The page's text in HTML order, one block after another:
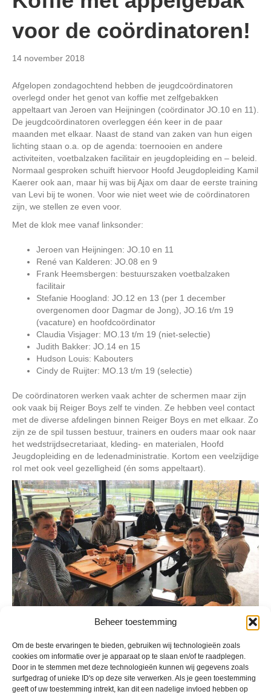
Beheer toestemming
Om de beste ervaringen te bieden, gebruiken wij technologieën zoals
cookies om informatie over je apparaat op te slaan en/of te raadplegen.
Door in te stemmen met deze technologieën kunnen wij gegevens zoals
surfgedrag of unieke ID's op deze site verwerken. Als je geen toestemming
geeft of uw toestemming intrekt, kan dit een nadelige invloed hebben op
voor de coördinatoren!
14 november 2018
Afgelopen zondagochtend hebben de jeugdcoördinatoren
overlegd onder het genot van koffie met zelfgebakken
appeltaart van Jeroen van Heijningen (coördinator JO.10 en 11).
De jeugdcoördinatoren overleggen één keer in de paar
maanden met elkaar. Naast de stand van zaken van hun eigen
lichting staan o.a. op de agenda: toernooien en andere
activiteiten, voetbalzaken facilitair en jeugdopleiding en – beleid.
Normaal gesproken schuift hiervoor Hoofd Jeugdopleiding Kamil
Kaerer ook aan, maar hij was bij Ajax om daar de eerste training
van Levi bij te wonen. Voor wie niet weet wie de coördinatoren
zijn, we stellen ze even voor.
Met de klok mee vanaf linksonder:
Jeroen van Heijningen: JO.10 en 11
René van Kalderen: JO.08 en 9
Frank Heemsbergen: bestuurszaken voetbalzaken
facilitair
Stefanie Hoogland: JO.12 en 13 (per 1 december
overgenomen door Dagmar de Jong), JO.16 t/m 19
(vacature) en hoofdcoördinator
Claudia Visjager: MO.13 t/m 19 (niet-selectie)
Judith Bakker: JO.14 en 15
Hudson Louis: Kabouters
Cindy de Ruijter: MO.13 t/m 19 (selectie)
De coördinatoren werken vaak achter de schermen maar zijn
ook vaak bij Reiger Boys zelf te vinden. Ze hebben veel contact
met de diverse afdelingen binnen Reiger Boys en met elkaar. Zo
zijn ze de spil tussen bestuur, trainers en ouders maar ook naar
het wedstrijdsecretariaat, kleding- en materialen, Hoofd
Jeugdopleiding en de ledenadministratie. Kortom een veelzijdige
rol met ook veel gezelligheid (én soms appeltaart).
Geplaatst inBerichten seizoen 2018-2019